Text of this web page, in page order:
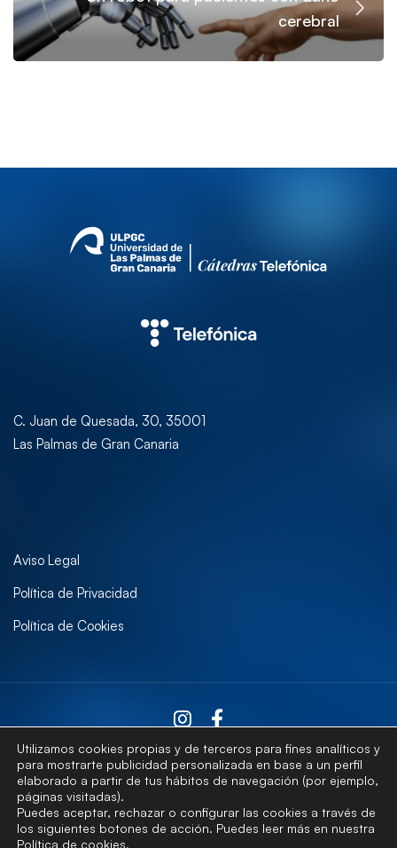
cerebral
C. Juan de Quesada, 30, 35001
Las Palmas de Gran Canaria
Aviso Legal
Política de Privacidad
Política de Cookies
Contactar
Utilizamos cookies propias y de terceros para fines analíticos y
para mostrarte publicidad personalizada en base a un perfil
elaborado a partir de tus hábitos de navegación (por ejemplo,
páginas visitadas).
Puedes aceptar, rechazar o configurar las cookies a través de
los siguientes botones de acción. Puedes leer más en nuestra
Política de cookies.